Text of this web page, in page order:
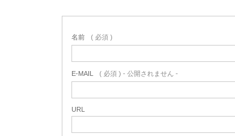
名前 ( 必須 )
E-MAIL ( 必須 ) - 公開されません -
URL